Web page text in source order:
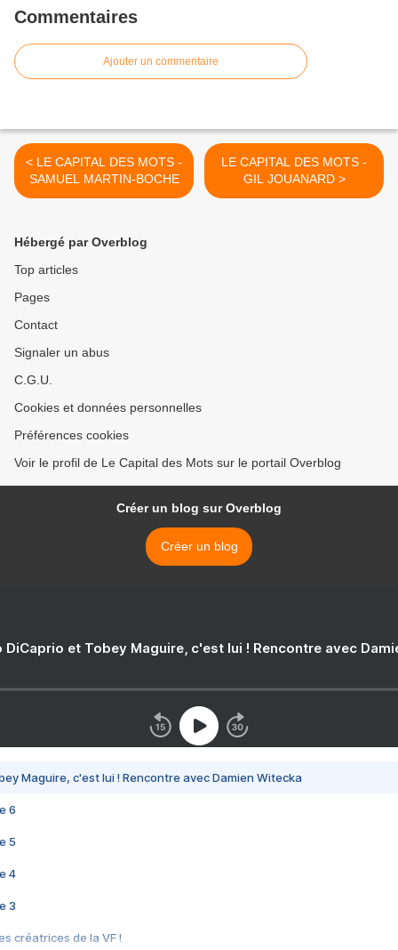
Commentaires
Ajouter un commentaire
< LE CAPITAL DES MOTS -
SAMUEL MARTIN-BOCHE
LE CAPITAL DES MOTS -
GIL JOUANARD >
Hébergé par Overblog
Top articles
Pages
Contact
Signaler un abus
C.G.U.
Cookies et données personnelles
Préférences cookies
Voir le profil de Le Capital des Mots sur le portail Overblog
Créer un blog sur Overblog
Créer un blog
DiCaprio et Tobey Maguire, c'est lui ! Rencontre avec
Maguire, c'est lui ! Rencontre avec Damien Witecka
6
5
4
3
créatrices de la VF !